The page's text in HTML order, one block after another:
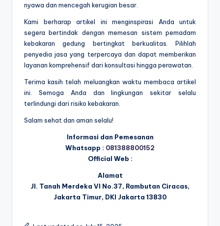
nyawa dan mencegah kerugian besar.
Kami berharap artikel ini menginspirasi Anda untuk
segera bertindak dengan memesan sistem pemadam
kebakaran gedung bertingkat berkualitas. Pilihlah
penyedia jasa yang terpercaya dan dapat memberikan
layanan komprehensif dari konsultasi hingga perawatan.
Terima kasih telah meluangkan waktu membaca artikel
ini. Semoga Anda dan lingkungan sekitar selalu
terlindungi dari risiko kebakaran.
Salam sehat dan aman selalu!
Informasi dan Pemesanan
Whatsapp : 081388800152
Official Web :
Alamat
Jl. Tanah Merdeka VI No.37, Rambutan Ciracas,
Jakarta Timur, DKI Jakarta 13830